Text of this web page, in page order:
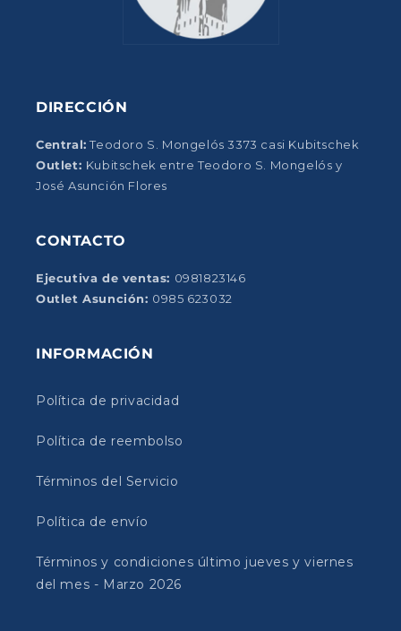
DIRECCIÓN
Central: Teodoro S. Mongelós 3373 casi Kubitschek
Outlet: Kubitschek entre Teodoro S. Mongelós y
José Asunción Flores
CONTACTO
Ejecutiva de ventas: 0981823146
Outlet Asunción: 0985 623032
INFORMACIÓN
Política de privacidad
Política de reembolso
Términos del Servicio
Política de envío
Términos y condiciones último jueves y viernes
del mes - Marzo 2026